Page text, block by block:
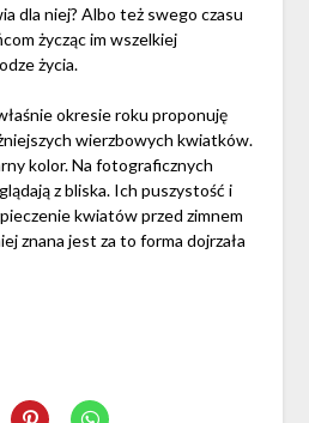
dla niej? Albo też swego czasu
życząc im wszelkiej
życia.
okresie roku proponuję
wierzbowych kwiatków.
kolor. Na fotograficznych
z bliska. Ich puszystość i
kwiatów przed zimnem
znana jest za to forma dojrzała